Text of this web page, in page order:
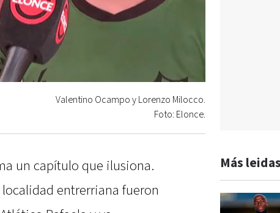
Valentino Ocampo y Lorenzo Milocco.
Foto: Elonce.
un capítulo que ilusiona.
entrerriana fueron
Más